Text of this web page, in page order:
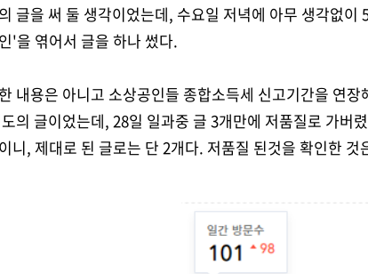
글을 써 둘 생각이었는데, 수요일 저녁에 아무 생각없
'을 엮어서 글을 하나 썼다.
내용은 아니고 소상공인들 종합소득세 신고기간을 연
의 글이었는데, 28일 일과중 글 3개만에 저품질로 가버
니, 제대로 된 글로는 단 2개다. 저품질 된것을 확인한 것